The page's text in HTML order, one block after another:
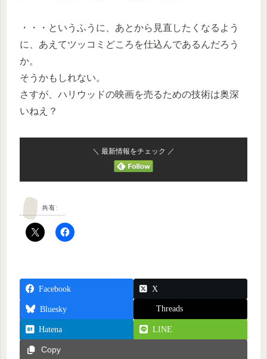
・・・というふうに、あとから見直したくなるよう
に、あえてツッコミどころを仕込んであるんだろう
か。
そうかもしれない。
さすが、ハリウッドの映画を売るための技術は奥深
いねえ？
＼ 最新情報をチェック ／
共有:
Facebook X
Bluesky Threads
Hatena LINE
Copy